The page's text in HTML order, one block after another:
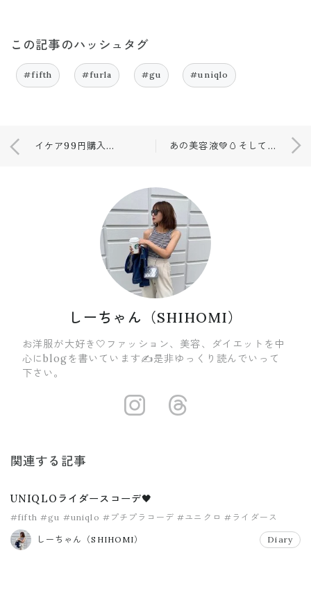
この記事のハッシュタグ
#fifth #furla #gu #uniqlo
イケア99円購入品や、高見えなインテリア購入😌✨ あの美容液💚🥚そして日課の、、☺️
しーちゃん（SHIHOMI）
お洋服が大好き🤍ファッション、美容、ダイエットを中
心にblogを書いています✍️是非ゆっくり読んでいって
下さい。
https://
関連する記事
UNIQLOライダースコーデ🖤
#fifth #gu #uniqlo #プチプラコーデ #ユニクロ #ライダース
しーちゃん（SHIHOMI） Diary